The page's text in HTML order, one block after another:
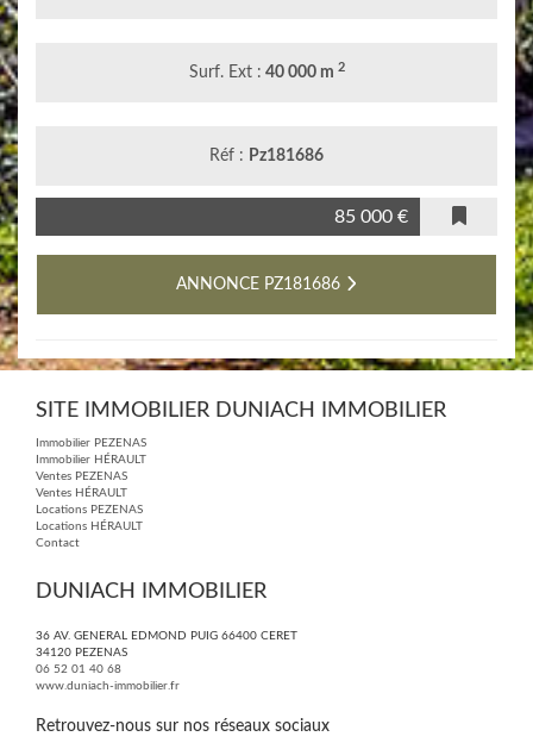
Surf. Ext : 40 000 m 2
Réf : Pz181686
85 000 €
ANNONCE PZ181686
SITE IMMOBILIER DUNIACH IMMOBILIER
Immobilier PEZENAS
Immobilier HÉRAULT
Ventes PEZENAS
Ventes HÉRAULT
Locations PEZENAS
Locations HÉRAULT
Contact
DUNIACH IMMOBILIER
36 AV. GENERAL EDMOND PUIG 66400 CERET
34120 PEZENAS
06 52 01 40 68
www.duniach-immobilier.fr
Retrouvez-nous sur nos réseaux sociaux